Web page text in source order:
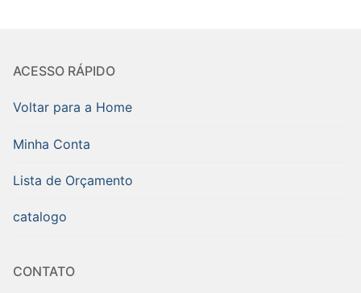
ACESSO RÁPIDO
Voltar para a Home
Minha Conta
Lista de Orçamento
catalogo
CONTATO